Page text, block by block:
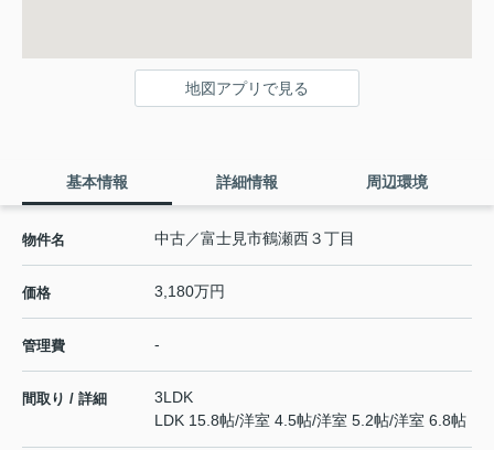
地図アプリで見る
基本情報 詳細情報 周辺環境
物件名 中古／富士見市鶴瀬西３丁目
価格 3,180万円
管理費 -
間取り / 詳細
3LDK
LDK 15.8帖/洋室 4.5帖/洋室 5.2帖/洋室 6.8帖